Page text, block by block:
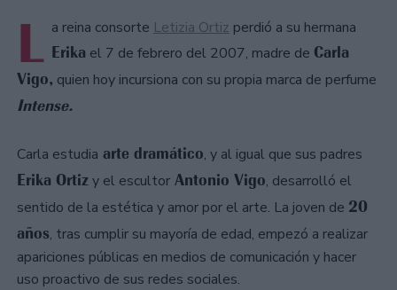
L a reina consorte Letizia Ortiz perdió a su hermana
Erika el 7 de febrero del 2007, madre de Carla
Vigo, quien hoy incursiona con su propia marca de perfume
Intense.
Carla estudia arte dramático, y al igual que sus padres
Erika Ortizy el escultor Antonio Vigo, desarrolló el
sentido de la estética y amor por el arte. La joven de 20
años, tras cumplir su mayoría de edad, empezó a realizar
apariciones públicas en medios de comunicación y hacer
uso proactivo de sus redes sociales.